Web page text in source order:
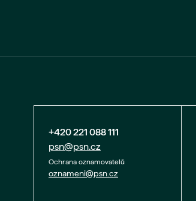
+420 221 088 111
psn@psn.cz
Ochrana oznamovatelů
oznameni@psn.cz